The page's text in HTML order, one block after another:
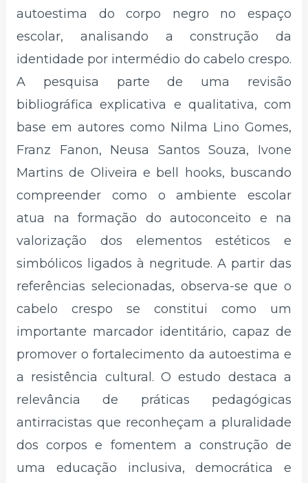
autoestima do corpo negro no espaço
escolar, analisando a construção da
identidade por intermédio do cabelo crespo.
A pesquisa parte de uma revisão
bibliográfica explicativa e qualitativa, com
base em autores como Nilma Lino Gomes,
Franz Fanon, Neusa Santos Souza, Ivone
Martins de Oliveira e bell hooks, buscando
compreender como o ambiente escolar
atua na formação do autoconceito e na
valorização dos elementos estéticos e
simbólicos ligados à negritude. A partir das
referências selecionadas, observa-se que o
cabelo crespo se constitui como um
importante marcador identitário, capaz de
promover o fortalecimento da autoestima e
a resistência cultural. O estudo destaca a
relevância de práticas pedagógicas
antirracistas que reconheçam a pluralidade
dos corpos e fomentem a construção de
uma educação inclusiva, democrática e